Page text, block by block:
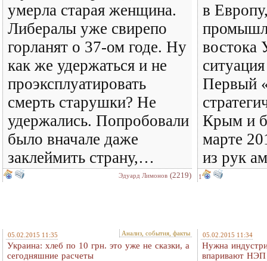
умерла старая женщина.
Либералы уже свирепо
горланят о 37-ом годе. Ну
как же удержаться и не
проэксплуатировать
смерть старушки? Не
удержались. Попробовали
было вначале даже
заклеймить страну,…
Эдуард Лимонов (2219)
в
востока
Первый
Крым и
марте
из рук
1
05.02.2015 11:35 Анализ, события, факты
Украина: хлеб по 10 грн. это уже не сказки, а
сегодняшние расчеты
05.02.2015 11:34
Нужна
впаривают НЭП